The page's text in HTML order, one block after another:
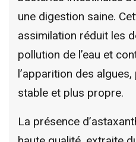
une digestion saine.
assimilation réduit les
pollution de l’eau et
l’apparition des
stable et plus propre.
La présence